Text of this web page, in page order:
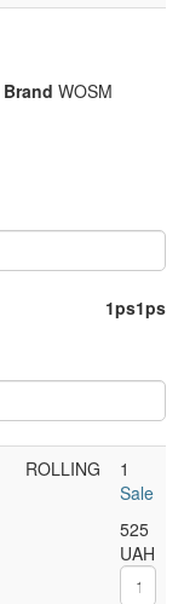
Brand WOSM
1ps
1ps
ROLLING
1
Sale
525
UAH